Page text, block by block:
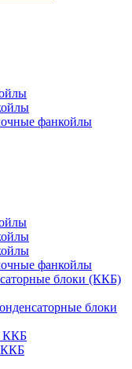
фанкойлы
фанкойлы
блоки (ККБ)
блоки
ККБ
ККБ